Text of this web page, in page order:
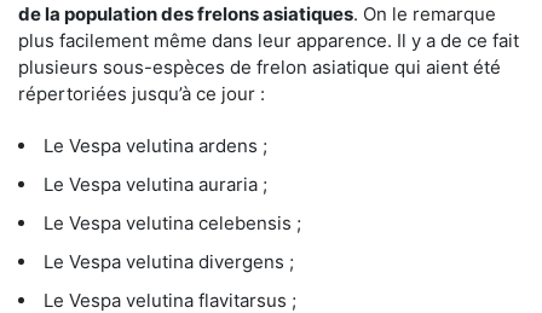
de la population des frelons asiatiques. On le remarque
plus facilement même dans leur apparence. Il y a de ce fait
plusieurs sous-espèces de frelon asiatique qui aient été
répertoriées jusqu’à ce jour :
Le Vespa velutina ardens ;
Le Vespa velutina auraria ;
Le Vespa velutina celebensis ;
Le Vespa velutina divergens ;
Le Vespa velutina flavitarsus ;